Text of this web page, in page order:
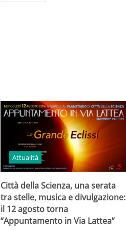
Attualità
Città della Scienza, una serata
tra stelle, musica e divulgazione:
il 12 agosto torna
“Appuntamento in Via Lattea”